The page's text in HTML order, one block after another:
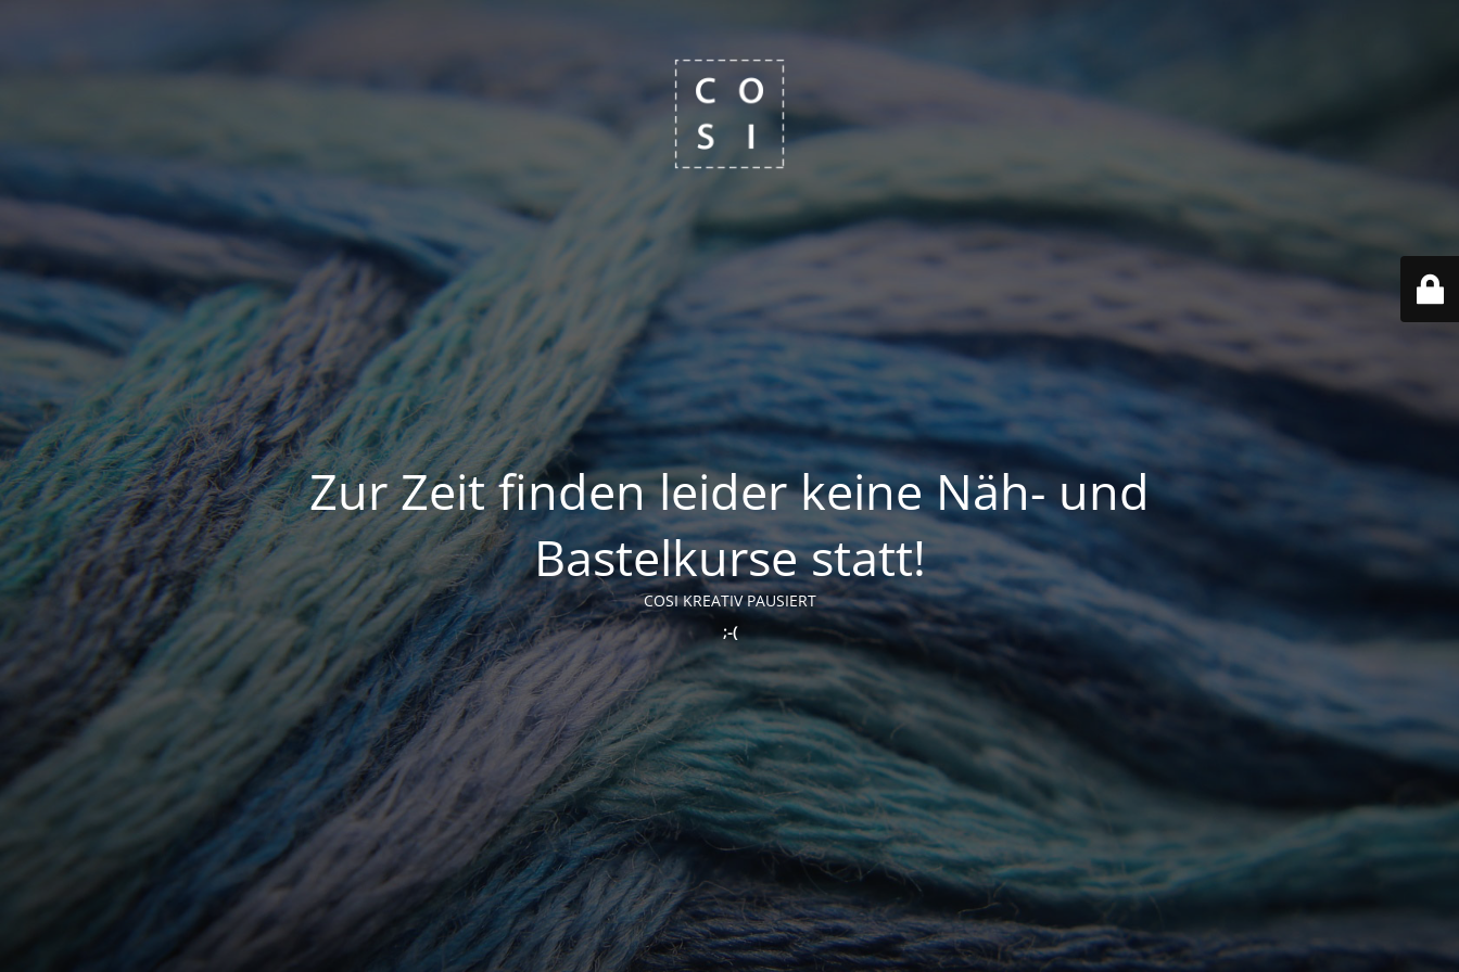
Zur Zeit finden leider keine Näh- und
Bastelkurse statt!
COSI KREATIV PAUSIERT
;-(